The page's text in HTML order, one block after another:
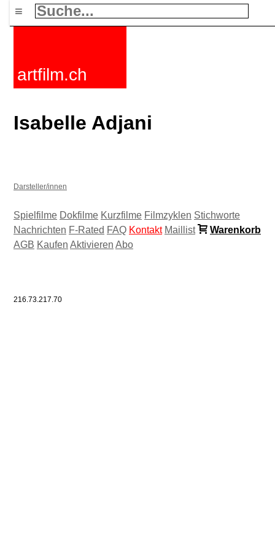
≡
artfilm.ch
Isabelle Adjani
Darsteller/innen
Spielfilme Dokfilme Kurzfilme Filmzyklen Stichworte
Nachrichten F-Rated FAQ Kontakt Maillist
Warenkorb
AGB Kaufen Aktivieren Abo
216.73.217.70